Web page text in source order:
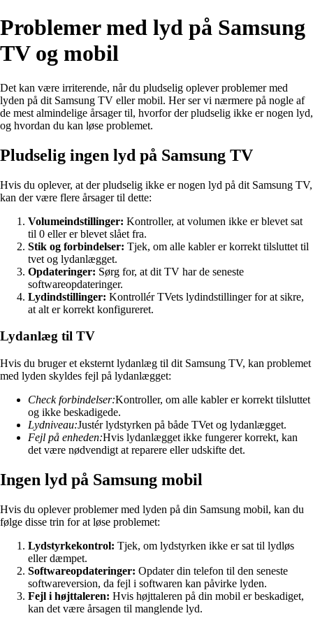
Problemer med lyd på Samsung
TV og mobil
Det kan være irriterende, når du pludselig oplever problemer med
lyden på dit Samsung TV eller mobil. Her ser vi nærmere på nogle af
de mest almindelige årsager til, hvorfor der pludselig ikke er nogen lyd,
og hvordan du kan løse problemet.
Pludselig ingen lyd på Samsung TV
Hvis du oplever, at der pludselig ikke er nogen lyd på dit Samsung TV,
kan der være flere årsager til dette:
Volumeindstillinger: Kontroller, at volumen ikke er blevet sat
til 0 eller er blevet slået fra.
Stik og forbindelser: Tjek, om alle kabler er korrekt tilsluttet til
tvet og lydanlægget.
Opdateringer: Sørg for, at dit TV har de seneste
softwareopdateringer.
Lydindstillinger: Kontrollér TVets lydindstillinger for at sikre,
at alt er korrekt konfigureret.
Lydanlæg til TV
Hvis du bruger et eksternt lydanlæg til dit Samsung TV, kan problemet
med lyden skyldes fejl på lydanlægget:
Check forbindelser:Kontroller, om alle kabler er korrekt tilsluttet
og ikke beskadigede.
Lydniveau:Justér lydstyrken på både TVet og lydanlægget.
Fejl på enheden:Hvis lydanlægget ikke fungerer korrekt, kan
det være nødvendigt at reparere eller udskifte det.
Ingen lyd på Samsung mobil
Hvis du oplever problemer med lyden på din Samsung mobil, kan du
følge disse trin for at løse problemet:
Lydstyrkekontrol: Tjek, om lydstyrken ikke er sat til lydløs
eller dæmpet.
Softwareopdateringer: Opdater din telefon til den seneste
softwareversion, da fejl i softwaren kan påvirke lyden.
Fejl i højttaleren: Hvis højttaleren på din mobil er beskadiget,
kan det være årsagen til manglende lyd.